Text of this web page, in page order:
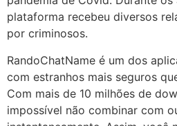
plataforma recebeu diversos
por criminosos.
RandoChatName é um dos
com estranhos mais seguros
Com mais de 10 milhões de
impossível não combinar com